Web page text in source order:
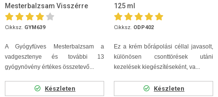
Mesterbalzsam Visszérre
250ml
Cikksz. GYM639
A Gyógyfüves Mesterbalzsam a
vadgesztenye és további 13
gyógynövény értékes összetevő...
Készleten
125 ml
Cikksz. ODP402
Ez a krém bőrápolási céllal javasolt,
különösen csonttörések utáni
kezelések kiegészítéseként, va...
Készleten